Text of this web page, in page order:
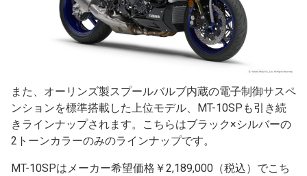
また、オーリンズ製スプールバルブ内蔵の電子制御サスペ
ンションを標準搭載した上位モデル、MT-10SPも引き続
きラインナップされます。こちらはブラック×シルバーの
2トーンカラーのみのラインナップです。
MT-10SPはメーカー希望価格￥2,189,000（税込）でこち